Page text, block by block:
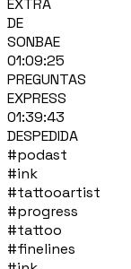
EXTRA
DE
SONBAE
01:09:25
PREGUNTAS
EXPRESS
01:39:43
DESPEDIDA
#podast
#ink
#tattooartist
#progress
#tattoo
#finelines